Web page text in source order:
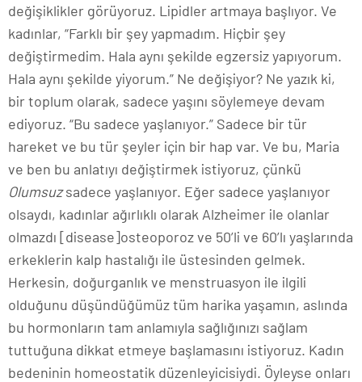
değişiklikler görüyoruz. Lipidler artmaya başlıyor. Ve
kadınlar, “Farklı bir şey yapmadım. Hiçbir şey
değiştirmedim. Hala aynı şekilde egzersiz yapıyorum.
Hala aynı şekilde yiyorum.” Ne değişiyor? Ne yazık ki,
bir toplum olarak, sadece yaşını söylemeye devam
ediyoruz. “Bu sadece yaşlanıyor.” Sadece bir tür
hareket ve bu tür şeyler için bir hap var. Ve bu, Maria
ve ben bu anlatıyı değiştirmek istiyoruz, çünkü
Olumsuzsadece yaşlanıyor. Eğer sadece yaşlanıyor
olsaydı, kadınlar ağırlıklı olarak Alzheimer ile olanlar
olmazdı [disease]osteoporoz ve 50’li ve 60’lı yaşlarında
erkeklerin kalp hastalığı ile üstesinden gelmek.
Herkesin, doğurganlık ve menstruasyon ile ilgili
olduğunu düşündüğümüz tüm harika yaşamın, aslında
bu hormonların tam anlamıyla sağlığınızı sağlam
tuttuğuna dikkat etmeye başlamasını istiyoruz. Kadın
bedeninin homeostatik düzenleyicisiydi. Öyleyse onları